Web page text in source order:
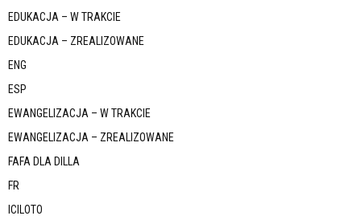
EDUKACJA – W TRAKCIE
EDUKACJA – ZREALIZOWANE
ENG
ESP
EWANGELIZACJA – W TRAKCIE
EWANGELIZACJA – ZREALIZOWANE
FAFA DLA DILLA
FR
ICILOTO